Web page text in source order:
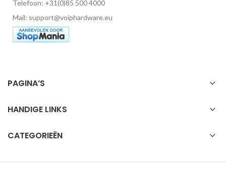
Telefoon: +31(0)85 500 4000
Mail: support@voiphardware.eu
PAGINA’S
HANDIGE LINKS
CATEGORIEËN